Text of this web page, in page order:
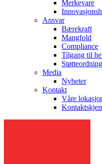
Merkevare
Ansvar
Bærekraft
Mangfold
Compliance
Tilgang til
Media
Nyheter
Kontakt
Våre